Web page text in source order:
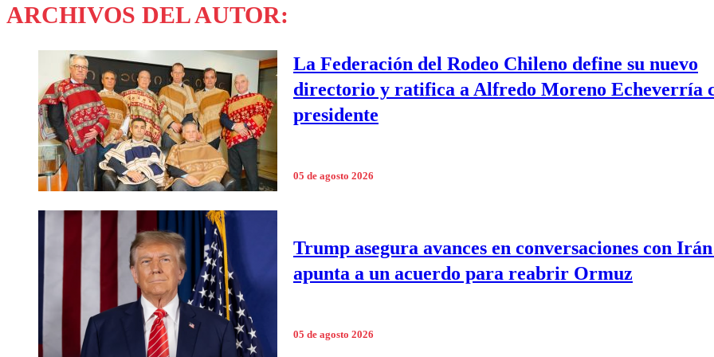
ARCHIVOS DEL AUTOR:
La Federación del Rodeo Chileno define su nuevo
directorio y ratifica a Alfredo Moreno Echeverría
presidente
05 de agosto 2026
Trump asegura avances en conversaciones con
apunta a un acuerdo para reabrir Ormuz
05 de agosto 2026